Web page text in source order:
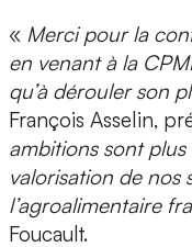
« Merci pour la
en venant à la
qu’à dérouler son
François Asselin,
ambitions sont
valorisation de nos
l’agroalimentaire
Foucault.